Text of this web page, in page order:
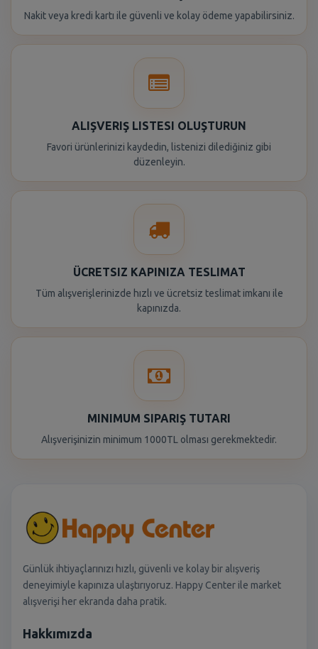
Nakit veya kredi kartı ile güvenli ve kolay ödeme yapabilirsiniz.
ALIŞVERIŞ LISTESI OLUŞTURUN
Favori ürünlerinizi kaydedin, listenizi dilediğiniz gibi
düzenleyin.
ÜCRETSIZ KAPINIZA TESLIMAT
Tüm alışverişlerinizde hızlı ve ücretsiz teslimat imkanı ile
kapınızda.
MINIMUM SIPARIŞ TUTARI
Alışverişinizin minimum 1000TL olması gerekmektedir.
Günlük ihtiyaçlarınızı hızlı, güvenli ve kolay bir alışveriş
deneyimiyle kapınıza ulaştırıyoruz. Happy Center ile market
alışverişi her ekranda daha pratik.
Hakkımızda